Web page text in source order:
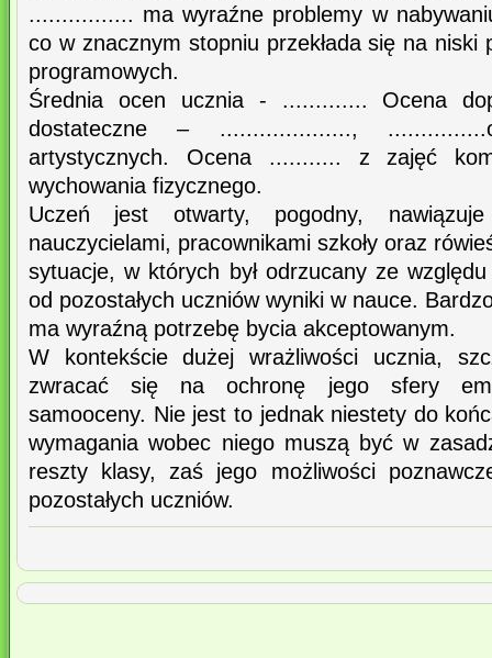
................ ma wyraźne problemy w
co w znacznym stopniu przekłada się na niski
programowych.
Średnia ocen ucznia - ............. Ocena
dostateczne – ....................,
artystycznych. Ocena ........... z zajęć
wychowania fizycznego.
Uczeń jest otwarty, pogodny,
nauczycielami, pracownikami szkoły oraz
sytuacje, w których był odrzucany ze
od pozostałych uczniów wyniki w nauce.
ma wyraźną potrzebę bycia akceptowanym.
W kontekście dużej wrażliwości ucznia,
zwracać się na ochronę jego sfery
samooceny. Nie jest to jednak niestety do
wymagania wobec niego muszą być w
reszty klasy, zaś jego możliwości
pozostałych uczniów.